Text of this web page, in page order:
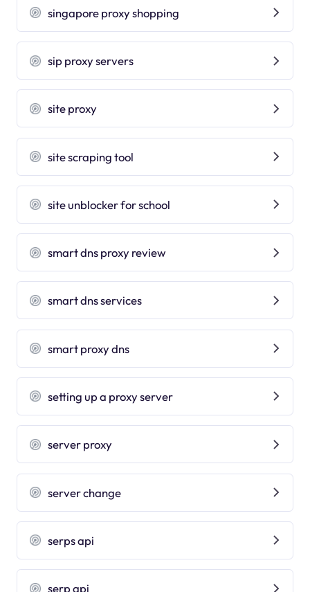
singapore proxy shopping
sip proxy servers
site proxy
site scraping tool
site unblocker for school
smart dns proxy review
smart dns services
smart proxy dns
setting up a proxy server
server proxy
server change
serps api
serp api